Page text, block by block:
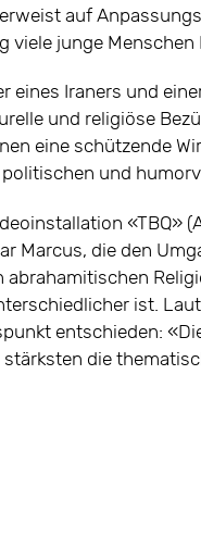
auf
viele junge Menschen
eines Iraners und
und religiöse
eine schützende
und
«TBQ»
Marcus, die den
abrahamitischen
ist.
entschieden:
die